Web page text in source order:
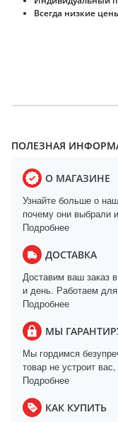
Всегда низкие
ПОЛЕЗНАЯ
О МАГАЗИНЕ
Узнайте больше о
почему они выбрали
Подробнее
ДОСТАВКА
Доставим ваш заказ
и день. Работаем
Подробнее
МЫ
Мы гордимся
товар не устроит
Подробнее
КАК КУПИТЬ